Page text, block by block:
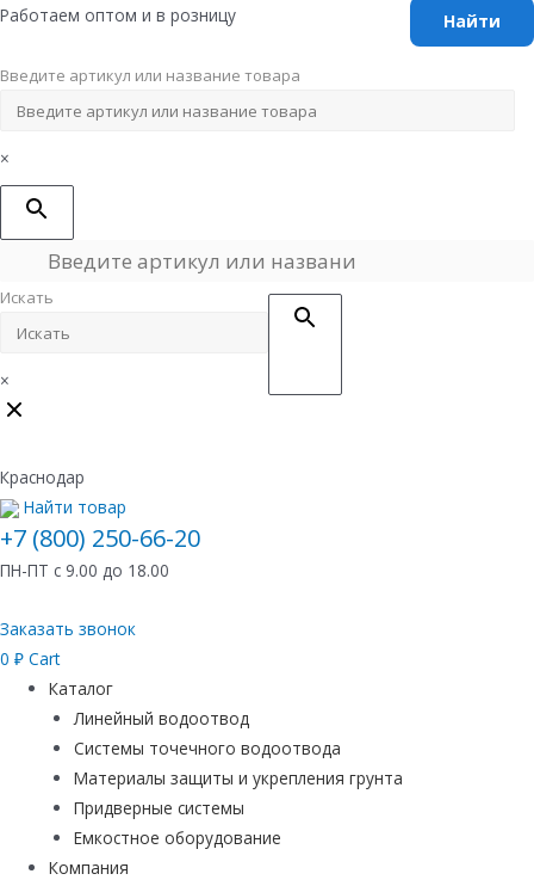
Перейти
содержимому
Работаем оптом и в розницу
Введите артикул или название товара
×
Искать
×
Краснодар
Найти товар
+7 (800) 250-66-20
ПН-ПТ с 9.00 до 18.00
Заказать звонок
0 ₽ Cart
Каталог
Линейный водоотвод
Системы точечного водоотвода
Материалы защиты и укрепления грунта
Придверные системы
Емкостное оборудование
Компания